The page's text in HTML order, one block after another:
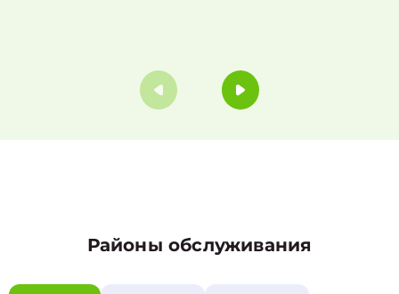
Районы обслуживания